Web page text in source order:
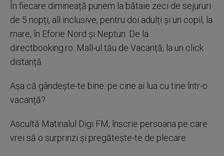
În fiecare dimineață punem la bătaie zeci de sejururi
de 5 nopți, all inclusive, pentru doi adulți și un copil, la
mare, în Eforie Nord și Neptun. De la
directbooking.ro. Mall-ul tău de Vacanță, la un click
distanță.
Așa că gândește-te bine: pe cine ai lua cu tine într-o
vacanță?
Ascultă Matinalul Digi FM, înscrie persoana pe care
vrei să o surprinzi și pregătește-te de plecare.